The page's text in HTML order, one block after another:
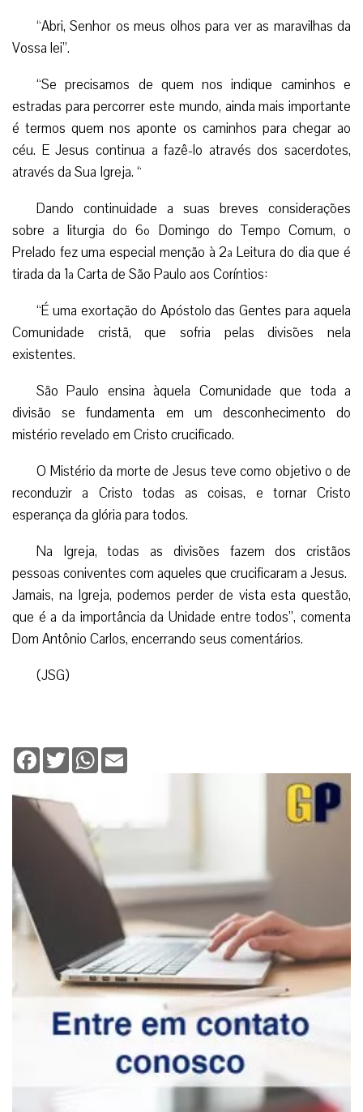
“Abri, Senhor os meus olhos para ver as maravilhas da
Vossa lei”.
“Se precisamos de quem nos indique caminhos e
estradas para percorrer este mundo, ainda mais importante
é termos quem nos aponte os caminhos para chegar ao
céu. E Jesus continua a fazê-lo através dos sacerdotes,
através da Sua Igreja. “
Dando continuidade a suas breves considerações
sobre a liturgia do 6º Domingo do Tempo Comum, o
Prelado fez uma especial menção à 2ª Leitura do dia que é
tirada da 1ª Carta de São Paulo aos Coríntios:
“É uma exortação do Apóstolo das Gentes para aquela
Comunidade cristã, que sofria pelas divisões nela
existentes.
São Paulo ensina àquela Comunidade que toda a
divisão se fundamenta em um desconhecimento do
mistério revelado em Cristo crucificado.
O Mistério da morte de Jesus teve como objetivo o de
reconduzir a Cristo todas as coisas, e tornar Cristo
esperança da glória para todos.
Na Igreja, todas as divisões fazem dos cristãos
pessoas coniventes com aqueles que crucificaram a Jesus.
Jamais, na Igreja, podemos perder de vista esta questão,
que é a da importância da Unidade entre todos”, comenta
Dom Antônio Carlos, encerrando seus comentários.
(JSG)
Facebook
TwitterWhatsApp